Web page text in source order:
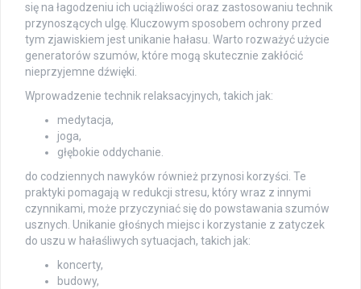
się na łagodzeniu ich uciążliwości oraz zastosowaniu technik
przynoszących ulgę. Kluczowym sposobem ochrony przed
tym zjawiskiem jest unikanie hałasu. Warto rozważyć użycie
generatorów szumów, które mogą skutecznie zakłócić
nieprzyjemne dźwięki.
Wprowadzenie technik relaksacyjnych, takich jak:
medytacja,
joga,
głębokie oddychanie.
do codziennych nawyków również przynosi korzyści. Te
praktyki pomagają w redukcji stresu, który wraz z innymi
czynnikami, może przyczyniać się do powstawania szumów
usznych. Unikanie głośnych miejsc i korzystanie z zatyczek
do uszu w hałaśliwych sytuacjach, takich jak:
koncerty,
budowy,